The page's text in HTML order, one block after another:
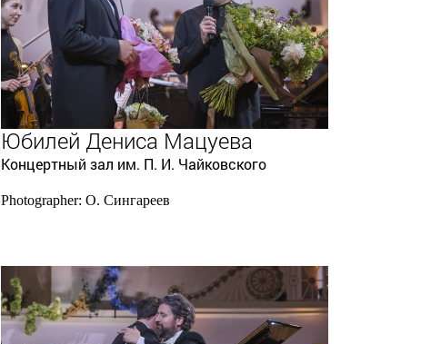
Юбилей Дениса Мацуева
Концертный зал им. П. И. Чайковского
Photographer: О. Сингареев